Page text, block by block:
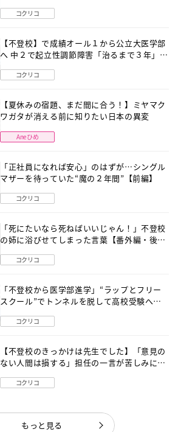
コクリコ
【不登校】で成績オール１から公立大医学部
へ 中２で起立性調節障害「治るまで３年」の
コクリコ
【夏休みの宿題、まだ間に合う！】ミヤマク
ワガタが消える前に知りたい日本の異変
Aneひめ
「正社員になれば安心」のはずが…シングル
マザーを待っていた“魔の２年間”【前編】
コクリコ
「死にたいなら死ねばいいじゃん！」不登校
の姉に浴びせてしまった言葉【番外編・後
コクリコ
「不登校から医学部進学」“ラップとフリー
スクール”でトンネルを脱して高校受験へ
コクリコ
【不登校のきっかけは先生でした】「意見の
ない人間は損する」担任の一言が苦しみに…
コクリコ
もっと見る